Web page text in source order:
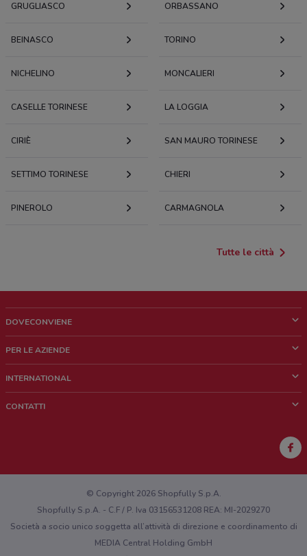
GRUGLIASCO ORBASSANO
BEINASCO TORINO
NICHELINO MONCALIERI
CASELLE TORINESE LA LOGGIA
CIRIÈ SAN MAURO TORINESE
SETTIMO TORINESE CHIERI
PINEROLO CARMAGNOLA
Tutte le città
DOVECONVIENE
Chi siamo
Lavora con noi
PER LE AZIENDE
Richieste commerciali e marketing
INTERNATIONAL
CONTATTI
Hai un malfunzionamento sul web o sull'app?
© Copyright 2026 Shopfully S.p.A.
Shopfully S.p.A. - C.F / P. Iva 03156531208 REA: MI-2029270
Società a socio unico soggetta all’attività di direzione e coordinamento di
MEDIA Central Holding GmbH